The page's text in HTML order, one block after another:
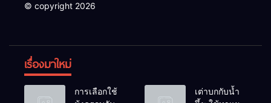
© copyright 2026
เรื่องมาใหม่
การเลือกใช้
เต่าบกกับน้ำ